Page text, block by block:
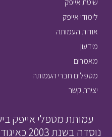
לימודי אייפק
אודות העמותה
מידעון
מאמרים
מטפלים חברי העמותה
יצירת קשר
נוסדה